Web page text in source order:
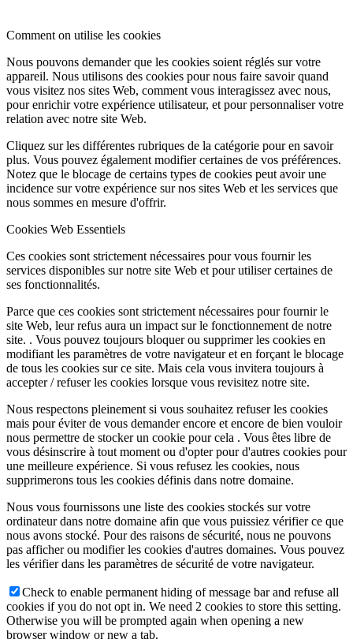
Comment on utilise les cookies
Nous pouvons demander que les cookies soient réglés sur votre
appareil. Nous utilisons des cookies pour nous faire savoir quand
vous visitez nos sites Web, comment vous interagissez avec nous,
pour enrichir votre expérience utilisateur, et pour personnaliser votre
relation avec notre site Web.
Cliquez sur les différentes rubriques de la catégorie pour en savoir
plus. Vous pouvez également modifier certaines de vos préférences.
Notez que le blocage de certains types de cookies peut avoir une
incidence sur votre expérience sur nos sites Web et les services que
nous sommes en mesure d'offrir.
Cookies Web Essentiels
Ces cookies sont strictement nécessaires pour vous fournir les
services disponibles sur notre site Web et pour utiliser certaines de
ses fonctionnalités.
Parce que ces cookies sont strictement nécessaires pour fournir le
site Web, leur refus aura un impact sur le fonctionnement de notre
site. . Vous pouvez toujours bloquer ou supprimer les cookies en
modifiant les paramètres de votre navigateur et en forçant le blocage
de tous les cookies sur ce site. Mais cela vous invitera toujours à
accepter / refuser les cookies lorsque vous revisitez notre site.
Nous respectons pleinement si vous souhaitez refuser les cookies
mais pour éviter de vous demander encore et encore de bien vouloir
nous permettre de stocker un cookie pour cela . Vous êtes libre de
vous désinscrire à tout moment ou d'opter pour d'autres cookies pour
une meilleure expérience. Si vous refusez les cookies, nous
supprimerons tous les cookies définis dans notre domaine.
Nous vous fournissons une liste des cookies stockés sur votre
ordinateur dans notre domaine afin que vous puissiez vérifier ce que
nous avons stocké. Pour des raisons de sécurité, nous ne pouvons
pas afficher ou modifier les cookies d'autres domaines. Vous pouvez
les vérifier dans les paramètres de sécurité de votre navigateur.
Check to enable permanent hiding of message bar and refuse all
cookies if you do not opt in. We need 2 cookies to store this setting.
Otherwise you will be prompted again when opening a new
browser window or new a tab.